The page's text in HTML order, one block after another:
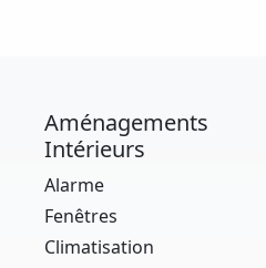
Aménagements
Intérieurs
Alarme
Fenêtres
Climatisation